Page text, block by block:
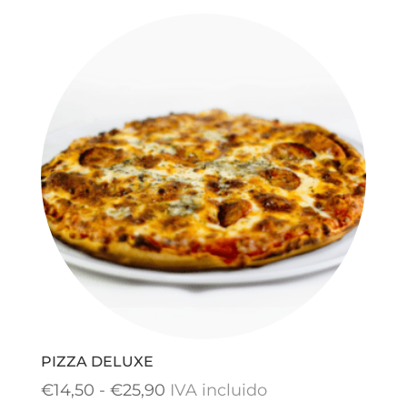
€21,90
PIZZA DELUXE
€14,50 - €25,90Rango
IVA incluido